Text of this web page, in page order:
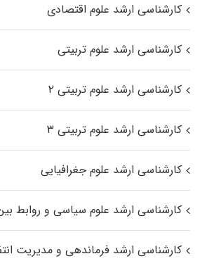
کارشناسی ارشد علوم اقتصادی
کارشناسی ارشد علوم تربیتی
کارشناسی ارشد علوم تربیتی ۲
کارشناسی ارشد علوم تربیتی ۳
کارشناسی ارشد علوم جغرافیایی
کارشناسی ارشد علوم سیاسی و روابط
کارشناسی ارشد فرماندهی و مدیریت